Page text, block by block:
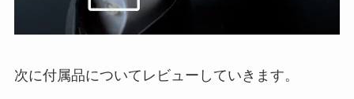
次に付属品についてレビューしていきます。